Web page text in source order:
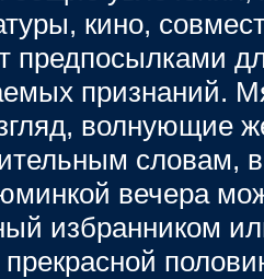
кино,
предпосылками
признаний.
волнующие
словам,
вечера
избранником